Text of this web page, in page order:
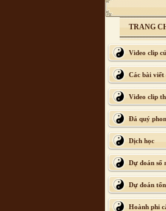
TRANG
Video clip
Các bài viết
Video clip
Đá quý
Dịch học
Dự đoán số
Dự đoán
Hoành phi